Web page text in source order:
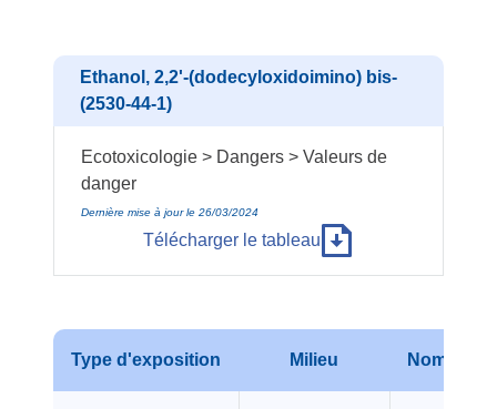
Ethanol, 2,2'-(dodecyloxidoimino) bis-
(2530-44-1)
Ecotoxicologie > Dangers > Valeurs de
danger
Dernière mise à jour le 26/03/2024
Télécharger le tableau
Type d'exposition Milieu Nom de